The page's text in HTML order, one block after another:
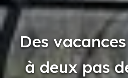
Des
à deux pas